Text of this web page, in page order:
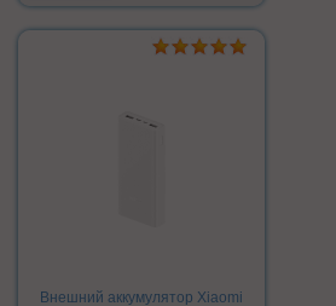
Внешний аккумулятор Xiaomi